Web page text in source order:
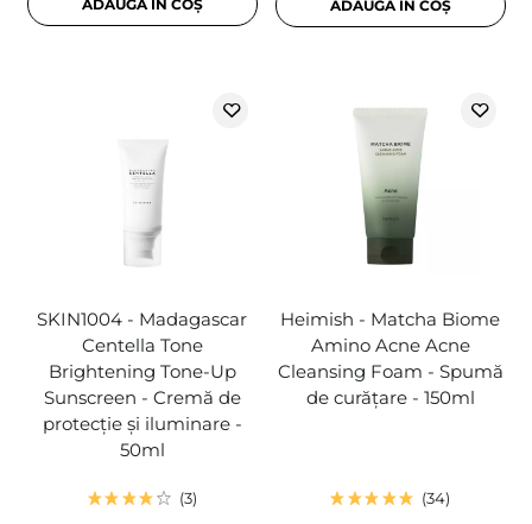
ADAUGĂ ÎN COȘ ADAUGĂ ÎN COȘ
SKIN1004 - Madagascar
Centella Tone
Brightening Tone-Up
Sunscreen - Cremă de
protecție și iluminare -
50ml
3
Heimish - Matcha Biome
Amino Acne Acne
Cleansing Foam - Spumă
de curățare - 150ml
34